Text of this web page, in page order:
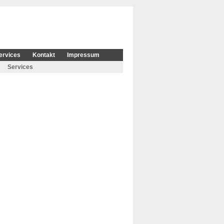
Kontakt
Impressum
Services